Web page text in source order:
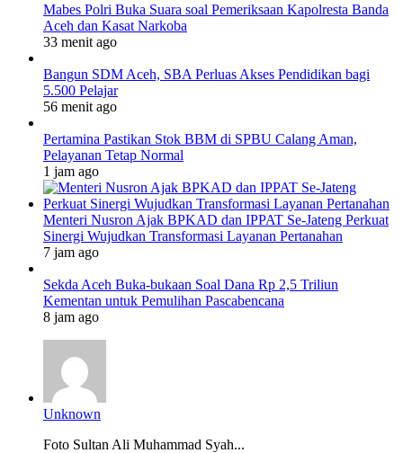
Mabes Polri Buka Suara soal Pemeriksaan Kapolresta Banda
Aceh dan Kasat Narkoba
33 menit ago
Bangun SDM Aceh, SBA Perluas Akses Pendidikan bagi
5.500 Pelajar
56 menit ago
Pertamina Pastikan Stok BBM di SPBU Calang Aman,
Pelayanan Tetap Normal
1 jam ago
Menteri Nusron Ajak BPKAD dan IPPAT Se-Jateng Perkuat
Sinergi Wujudkan Transformasi Layanan Pertanahan
7 jam ago
Sekda Aceh Buka-bukaan Soal Dana Rp 2,5 Triliun
Kementan untuk Pemulihan Pascabencana
8 jam ago
Unknown
Foto Sultan Ali Muhammad Syah...